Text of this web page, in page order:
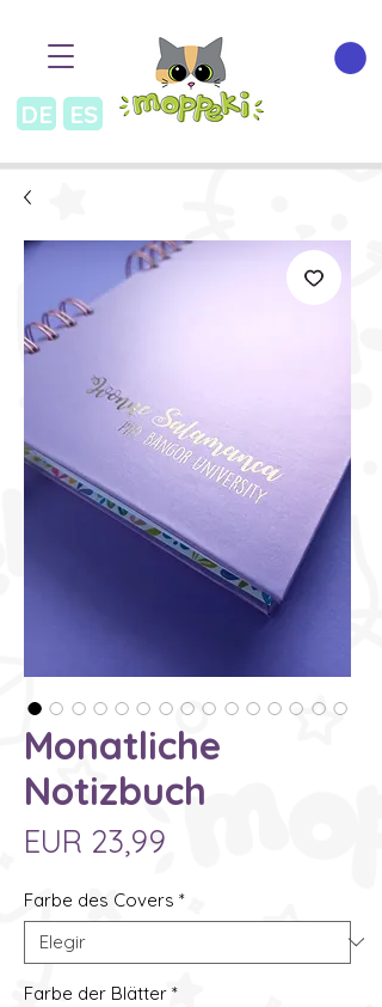
DE ES
Monatliche
Notizbuch
EUR 23,99
Farbe des Covers *
Farbe der Blätter *